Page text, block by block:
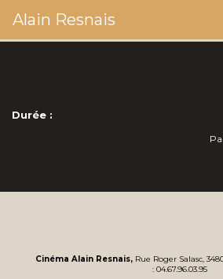
Alain Resnais
Durée :
Cinéma Alain Resnais, Rue Roger Salasc,
: 04.67.96.03.95